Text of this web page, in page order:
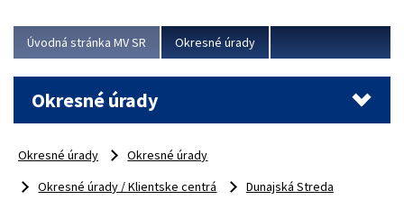
Viac
Úvodná stránka MV SR Okresné úrady
Okresné úrady
Okresné úrady
Okresné úrady
Okresné úrady / Klientske centrá
Dunajská Streda